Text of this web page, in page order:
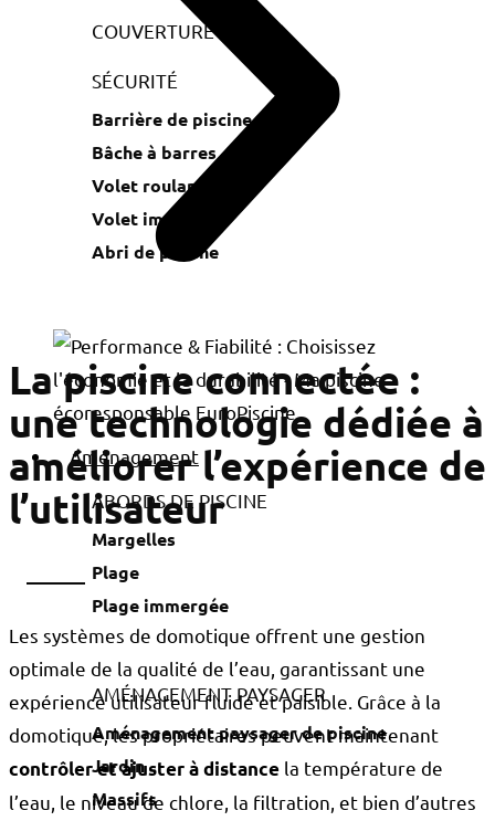
COUVERTURE
SÉCURITÉ
Barrière de piscine
Bâche à barres
Volet roulant
Volet immergé
Abri de piscine
Aménagement
ABORDS DE PISCINE
Margelles
Plage
Plage immergée
AMÉNAGEMENT PAYSAGER
Aménagement paysager de piscine
Jardin
Massifs
La piscine connectée :
une technologie dédiée à
améliorer l’expérience de
l’utilisateur
Les systèmes de domotique offrent une gestion
optimale de la qualité de l’eau, garantissant une
expérience utilisateur fluide et paisible. Grâce à la
domotique, les propriétaires peuvent maintenant
contrôler et ajuster à distance la température de
l’eau, le niveau de chlore, la filtration, et bien d’autres